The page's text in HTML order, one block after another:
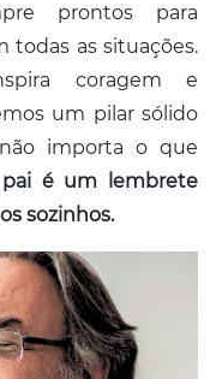
prontos para
todas as situações.
coragem e
um pilar sólido
importa o que
é um lembrete
sozinhos.